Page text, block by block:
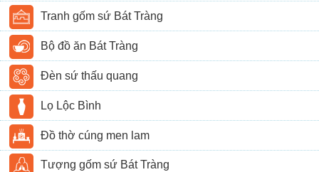
Tranh gốm sứ Bát Tràng
Bộ đồ ăn Bát Tràng
Đèn sứ thấu quang
Lọ Lộc Bình
Đồ thờ cúng men lam
Tượng gốm sứ Bát Tràng